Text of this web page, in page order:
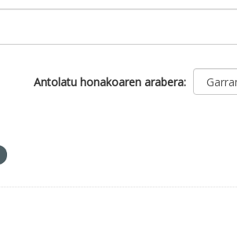
Antolatu honakoaren arabera